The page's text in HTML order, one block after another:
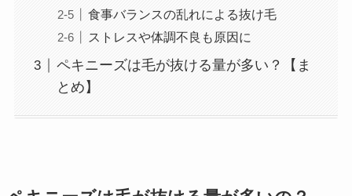
食事バランスの乱れによる抜け毛
ストレスや体調不良も原因に
ペキニーズは毛が抜ける量が多い？【ま
とめ】